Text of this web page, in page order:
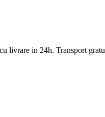
livrare in 24h. Transport